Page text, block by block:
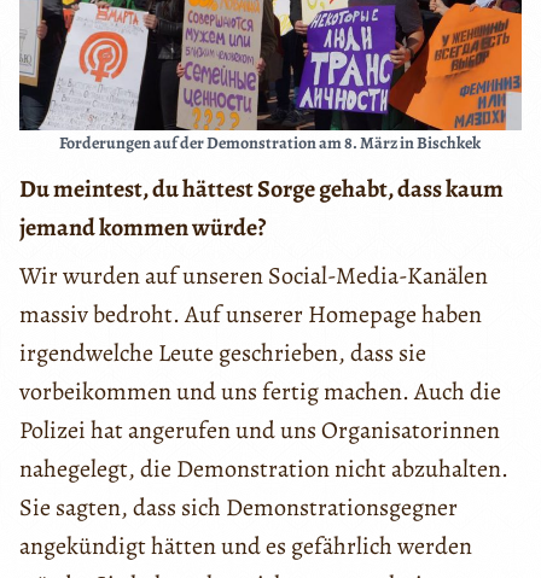
Forderungen auf der Demonstration am 8. März in Bischkek
Du meintest, du hättest Sorge gehabt, dass kaum
jemand kommen würde?
Wir wurden auf unseren Social-Media-Kanälen
massiv bedroht. Auf unserer Homepage haben
irgendwelche Leute geschrieben, dass sie
vorbeikommen und uns fertig machen. Auch die
Polizei hat angerufen und uns Organisatorinnen
nahegelegt, die Demonstration nicht abzuhalten.
Sie sagten, dass sich Demonstrationsgegner
angekündigt hätten und es gefährlich werden